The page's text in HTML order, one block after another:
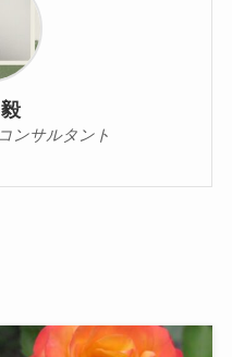
ンサルタント